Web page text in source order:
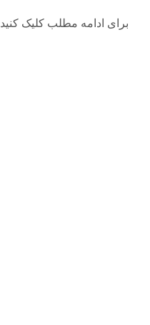
برای ادامه مطلب کلیک کنید